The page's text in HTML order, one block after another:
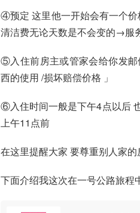
④预定 这里他一开始会有一个
清洁费无论天数是不会变的→服
⑤入住前房主或管家会给你发
西的使用 /损坏赔偿价格 」
⑥入住时间一般是下午4点以后
上午11点前
在这里提醒大家 要尊重别人家的
下面介绍我这次在一号公路旅程